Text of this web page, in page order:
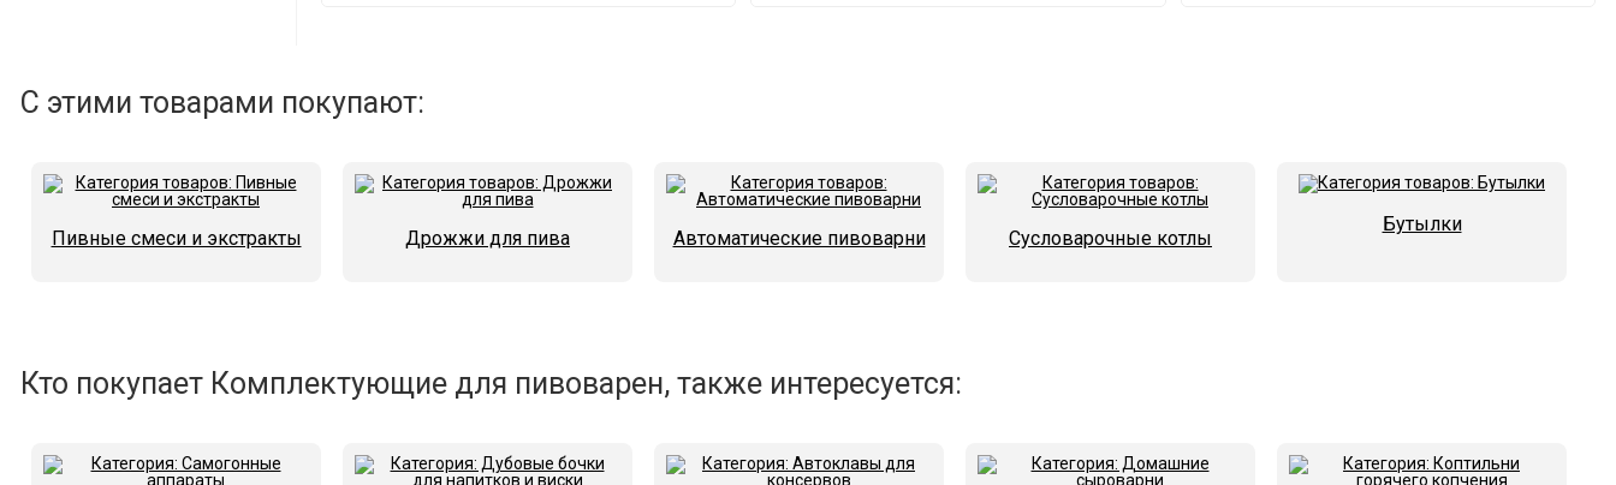
С этими товарами покупают:
Пивные смеси и экстракты Дрожжи для пива Автоматические пивоварни Сусловарочные котлы
Бутылки
Кто покупает Комплектующие для пивоварен, также интересуется: